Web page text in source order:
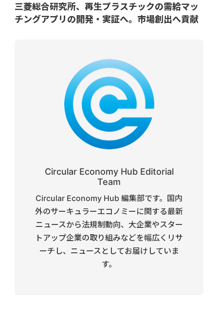
三菱総合研究所、再生プラスチックの需給マッ
チングアプリの開発・実証へ。市場創出へ貢献
Circular Economy Hub Editorial
Team
Circular Economy Hub 編集部です。国内
外のサーキュラーエコノミーに関する最新
ニュースから法規制動向、大企業やスター
トアップ企業の取り組みなどを幅広くリサ
ーチし、ニュースとしてお届けしていま
す。